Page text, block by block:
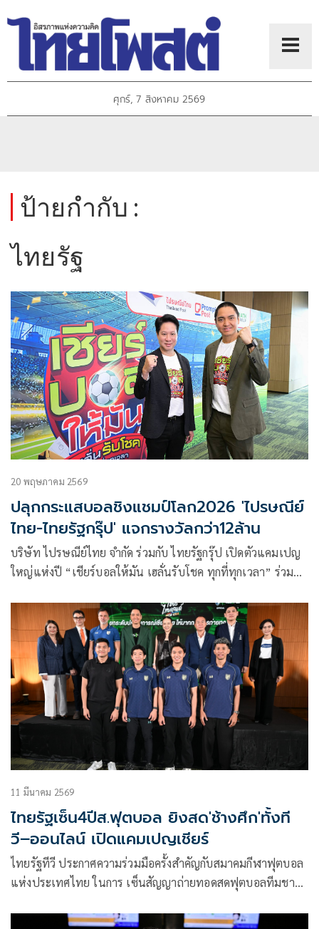
ศุกร์, 7 สิงหาคม 2569
ป้ายกำกับ :
ไทยรัฐ
20 พฤษภาคม 2569
ปลุกกระแสบอลชิงแชมป์โลก2026 'ไปรษณีย์
ไทย-ไทยรัฐกรุ๊ป' แจกรางวัลกว่า12ล้าน
บริษัท ไปรษณีย์ไทย จำกัด ร่วมกับ ไทยรัฐกรุ๊ป เปิดตัวแคมเปญ
ใหญ่แห่งปี “เชียร์บอลให้มัน เฮลั่นรับโชค ทุกที่ทุกเวลา” ร่วม
ปี 2026 ผ่านกิจกรรมส่งไปรษณียบัตรและโปสการ์ดออนไลน์ทาย
ทีมแชมป์ ลุ้นรางวัลรวมกว่า 12 ล้านบาท พร้อมยกระดับ
ประสบการณ์ร่วมสนุกผ่านแอปพลิเคชันพร้อมโพสต์ (Prompt
Post) และเป๋าตัง จำหน่ายในราคาใบละ 3 บาท โดยเปิดให้แฟน
บอล “เชียร์บอลให้มัน เฮลั่นรับโชค ได้ทุกที่ทุกเวลา” ตั้งแต่วันที่
1 มิถุนายน – 19 กรกฎาคม 2569
11 มีนาคม 2569
ไทยรัฐเซ็น4ปีส.ฟุตบอล ยิงสด'ช้างศึก'ทั้งที
วี–ออนไลน์ เปิดแคมเปญเชียร์
ไทยรัฐทีวี ประกาศความร่วมมือครั้งสำคัญกับสมาคมกีฬาฟุตบอล
แห่งประเทศไทย ในการ เซ็นสัญญาถ่ายทอดสดฟุตบอลทีมชาติ
“ไทยรัฐเชียร์ไทยแลนด์ NEW ERA” โดยแฟนบอลไทยสามารถ